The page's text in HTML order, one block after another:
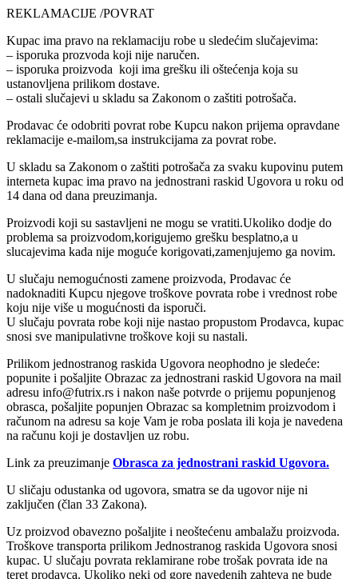
REKLAMACIJE /POVRAT
Kupac ima pravo na reklamaciju robe u sledećim slučajevima:
– isporuka prozvoda koji nije naručen.
– isporuka proizvoda koji ima grešku ili oštećenja koja su
ustanovljena prilikom dostave.
– ostali slučajevi u skladu sa Zakonom o zaštiti potrošača.
Prodavac će odobriti povrat robe Kupcu nakon prijema opravdane
reklamacije e-mailom,sa instrukcijama za povrat robe.
U skladu sa Zakonom o zaštiti potrošača za svaku kupovinu putem
interneta kupac ima pravo na jednostrani raskid Ugovora u roku od
14 dana od dana preuzimanja.
Proizvodi koji su sastavljeni ne mogu se vratiti.Ukoliko dodje do
problema sa proizvodom,korigujemo grešku besplatno,a u
slucajevima kada nije moguće korigovati,zamenjujemo ga novim.
U slučaju nemogućnosti zamene proizvoda, Prodavac će
nadoknaditi Kupcu njegove troškove povrata robe i vrednost robe
koju nije više u mogućnosti da isporuči.
U slučaju povrata robe koji nije nastao propustom Prodavca, kupac
snosi sve manipulativne troškove koji su nastali.
Prilikom jednostranog raskida Ugovora neophodno je sledeće:
popunite i pošaljite Obrazac za jednostrani raskid Ugovora na mail
adresu info@futrix.rs i nakon naše potvrde o prijemu popunjenog
obrasca, pošaljite popunjen Obrazac sa kompletnim proizvodom i
računom na adresu sa koje Vam je roba poslata ili koja je navedena
na računu koji je dostavljen uz robu.
Link za preuzimanje Obrasca za jednostrani raskid Ugovora.
U sličaju odustanka od ugovora, smatra se da ugovor nije ni
zaključen (član 33 Zakona).
Uz proizvod obavezno pošaljite i neoštećenu ambalažu proizvoda.
Troškove transporta prilikom Jednostranog raskida Ugovora snosi
kupac. U slučaju povrata reklamirane robe trošak povrata ide na
teret prodavca. Ukoliko neki od gore navedenih zahteva ne bude